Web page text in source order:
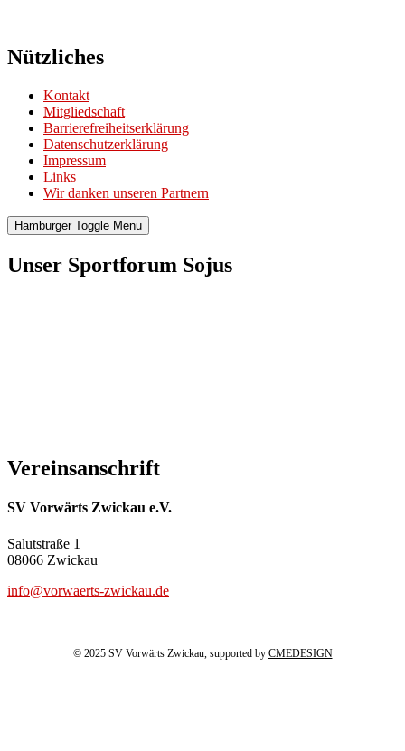
Nützliches
Kontakt
Mitgliedschaft
Barrierefreiheitserklärung
Datenschutzerklärung
Impressum
Links
Wir danken unseren Partnern
Hamburger Toggle Menu
Unser Sportforum Sojus
Vereinsanschrift
SV Vorwärts Zwickau e.V.
Salutstraße 1
08066 Zwickau
info@vorwaerts-zwickau.de
© 2025 SV Vorwärts Zwickau, supported by CMEDESIGN